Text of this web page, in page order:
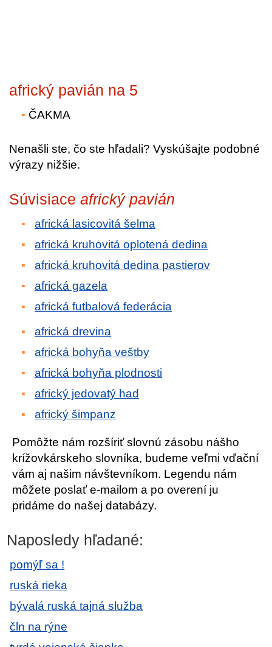
africký pavián na 5
ČAKMA
Nenašli ste, čo ste hľadali? Vyskúšajte podobné
výrazy nižšie.
Súvisiace africký pavián
africká lasicovitá šelma
africká kruhovitá oplotená dedina
africká kruhovitá dedina pastierov
africká gazela
africká futbalová federácia
africká drevina
africká bohyňa veštby
africká bohyňa plodnosti
africký jedovatý had
africký šimpanz
Pomôžte nám rozšíriť slovnú zásobu nášho
krížovkárskeho slovníka, budeme veľmi vďační
vám aj našim návštevníkom. Legendu nám
môžete poslať e-mailom a po overení ju
pridáme do našej databázy.
Naposledy hľadané:
pomýľ sa !
ruská rieka
bývalá ruská tajná služba
čln na rýne